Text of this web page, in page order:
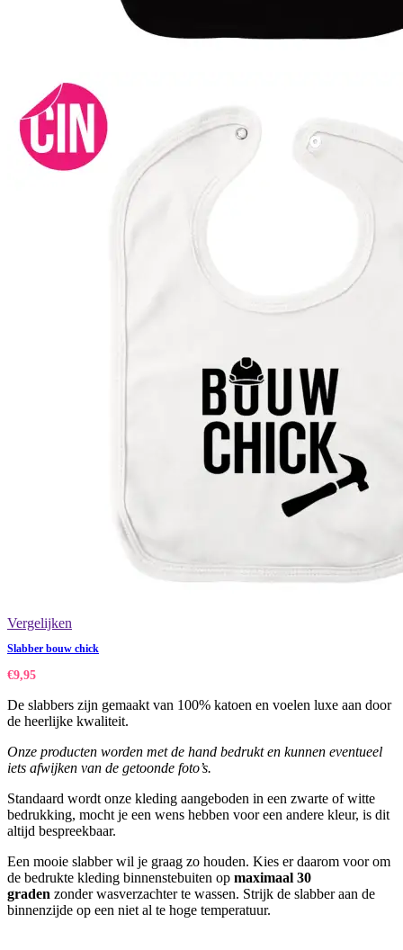
Vergelijken
Slabber bouw chick
€9,95
De slabbers zijn gemaakt van 100% katoen en voelen luxe aan door
de heerlijke kwaliteit.
Onze producten worden met de hand bedrukt en kunnen eventueel
iets afwijken van de getoonde foto’s.
Standaard wordt onze kleding aangeboden in een zwarte of witte
bedrukking, mocht je een wens hebben voor een andere kleur, is dit
altijd bespreekbaar.
Een mooie slabber wil je graag zo houden. Kies er daarom voor om
de bedrukte kleding binnenstebuiten op maximaal 30
graden zonder wasverzachter te wassen. Strijk de slabber aan de
binnenzijde op een niet al te hoge temperatuur.